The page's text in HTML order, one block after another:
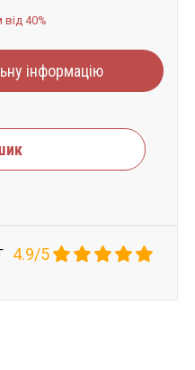
40%
інформацію
4.9/5